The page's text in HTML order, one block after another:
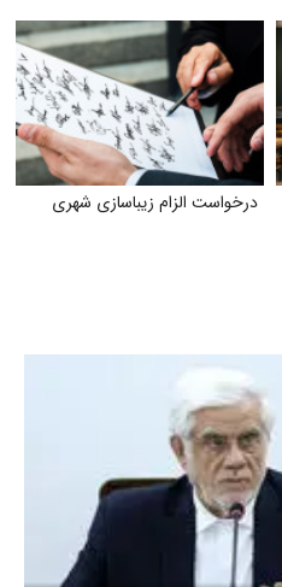
درخواست الزام زیبا‌سازی شهری